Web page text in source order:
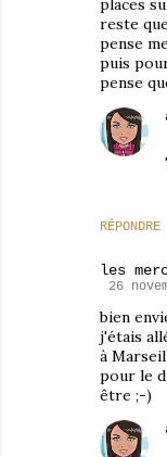
reste
pense
puis
pense
RÉPONDRE
les
26
bien
j'étais
à
pour le
être ;-)